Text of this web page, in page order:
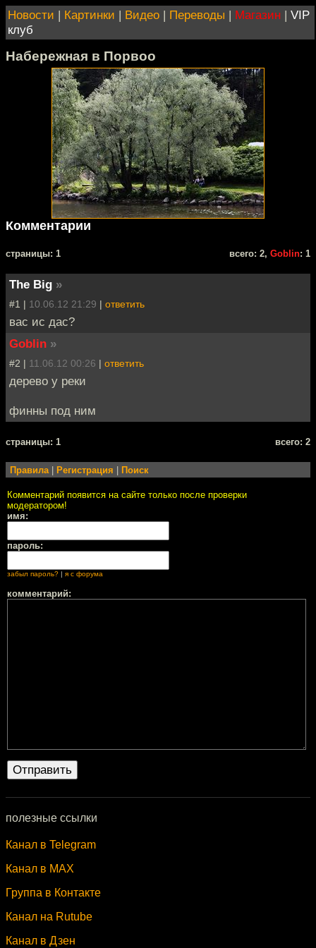
Новости | Картинки | Видео | Переводы | Магазин | VIP
клуб
Набережная в Порвоо
Комментарии
cтраницы: 1 всего: 2, Goblin: 1
The Big »
#1 | 10.06.12 21:29 | ответить
вас ис дас?
Goblin »
#2 | 11.06.12 00:26 | ответить
дерево у реки
финны под ним
cтраницы: 1 всего: 2
Правила Регистрация Поиск
Комментарий появится на сайте только после проверки
модератором!
имя:
пароль:
забыл пароль? | я с форума
комментарий:
полезные ссылки
Канал в Telegram
Канал в MAX
Группа в Контакте
Канал на Rutube
Канал в Дзен